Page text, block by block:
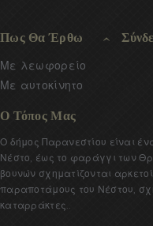
Πως Θα Έρθω
Με λεωφορείο
Με αυτοκίνητο
Ο Τόπος Μας
Ο δήμος Παρανεστίου είναι
Νέστο, έως το φαράγγι των
βουνών σχηματίζονται
παραποτάμους του Νέστου,
καταρράκτες..